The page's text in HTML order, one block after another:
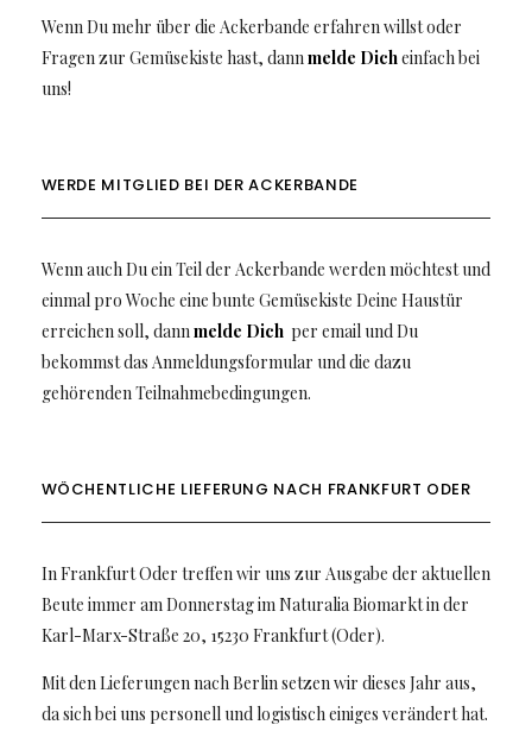
Wenn Du mehr über die Ackerbande erfahren willst oder
Fragen zur Gemüsekiste hast, dann melde Dicheinfach bei
uns!
WERDE MITGLIED BEI DER ACKERBANDE
Wenn auch Du ein Teil der Ackerbande werden möchtest und
einmal pro Woche eine bunte Gemüsekiste Deine Haustür
erreichen soll, dann melde Dichper email und Du
bekommst das Anmeldungsformular und die dazu
gehörenden Teilnahmebedingungen.
WÖCHENTLICHE LIEFERUNG NACH FRANKFURT ODER
In Frankfurt Oder treffen wir uns zur Ausgabe der aktuellen
Beute immer am Donnerstag im Naturalia Biomarkt in der
Karl-Marx-Straße 20, 15230 Frankfurt (Oder).
Mit den Lieferungen nach Berlin setzen wir dieses Jahr aus,
da sich bei uns personell und logistisch einiges verändert hat.